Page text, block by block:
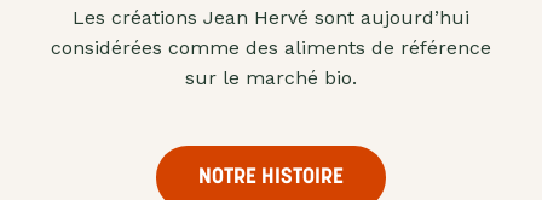
Les créations Jean Hervé sont aujourd’hui
considérées comme des aliments de référence
sur le marché bio.
NOTRE HISTOIRE